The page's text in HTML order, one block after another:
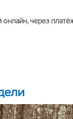
онлайн, через